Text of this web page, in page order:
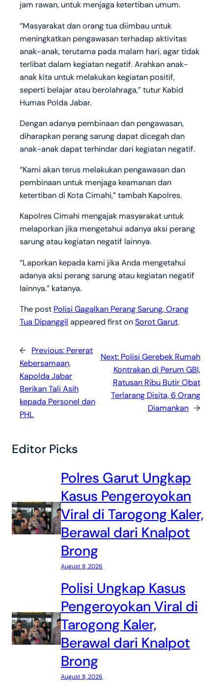
jam rawan, untuk menjaga ketertiban umum.
“Masyarakat dan orang tua diimbau untuk
meningkatkan pengawasan terhadap aktivitas
anak-anak, terutama pada malam hari, agar tidak
terlibat dalam kegiatan negatif. Arahkan anak-
anak kita untuk melakukan kegiatan positif,
seperti belajar atau berolahraga,” tutur Kabid
Humas Polda Jabar.
Dengan adanya pembinaan dan pengawasan,
diharapkan perang sarung dapat dicegah dan
anak-anak dapat terhindar dari kegiatan negatif.
“Kami akan terus melakukan pengawasan dan
pembinaan untuk menjaga keamanan dan
ketertiban di Kota Cimahi,” tambah Kapolres.
Kapolres Cimahi mengajak masyarakat untuk
melaporkan jika mengetahui adanya aksi perang
sarung atau kegiatan negatif lainnya.
“Laporkan kepada kami jika Anda mengetahui
adanya aksi perang sarung atau kegiatan negatif
lainnya.” katanya.
The post Polisi Gagalkan Perang Sarung, Orang
Tua Dipanggil appeared first onSorot Garut.
← Previous: Pererat
Kebersamaan,
Kapolda Jabar
Berikan Tali Asih
kepada Personel dan
PHL
Next: Polisi Gerebek Rumah
Kontrakan di Perum GBI,
Ratusan Ribu Butir Obat
Terlarang Disita, 6 Orang
Diamankan →
Editor Picks
Polres Garut Ungkap
Kasus Pengeroyokan
Viral di Tarogong Kaler,
Berawal dari Knalpot
Brong
August 8, 2026
Polisi Ungkap Kasus
Pengeroyokan Viral di
Tarogong Kaler,
Berawal dari Knalpot
Brong
August 8, 2026